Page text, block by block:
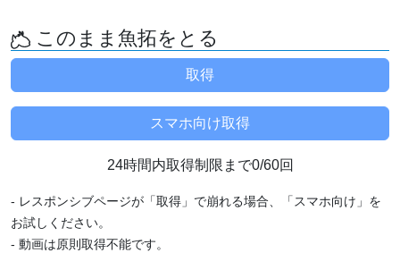
このまま魚拓をとる
24時間内取得制限まで0/60回
- レスポンシブページが「取得」で崩れる場合、「スマホ向け」を
お試しください。
- 動画は原則取得不能です。